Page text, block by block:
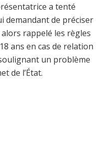
a tenté
demandant de préciser
rappelé les règles
ans en cas de relation
un problème
de l’État.